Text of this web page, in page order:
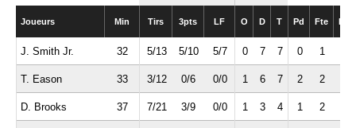
Joueurs Min Tirs 3pts LF O D T Pd Fte
J. Smith Jr. 32 5/13 5/10 5/7 0 7 7 0 1
T. Eason 33 3/12 0/6 0/0 1 6 7 2 2
D. Brooks 37 7/21 3/9 0/0 1 3 4 1 2